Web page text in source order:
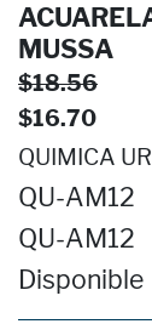
MUSSA
$18.56
$16.70
QUIMICA
QU-AM12
QU-AM12
Disponible